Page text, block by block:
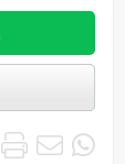
Print